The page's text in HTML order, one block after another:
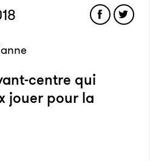
centre qui
jouer pour la